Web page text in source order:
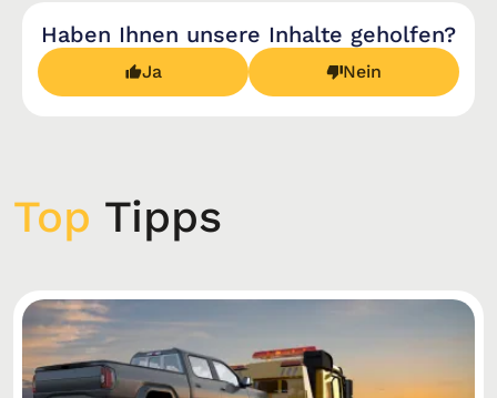
Haben Ihnen unsere Inhalte geholfen?
Ja Nein
Top Tipps